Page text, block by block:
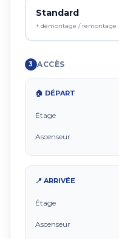
Standard
+ démontage / remontage
3 ACCÈS
🏠 DÉPART
Étage
Ascenseur
📍 ARRIVÉE
Étage
Ascenseur